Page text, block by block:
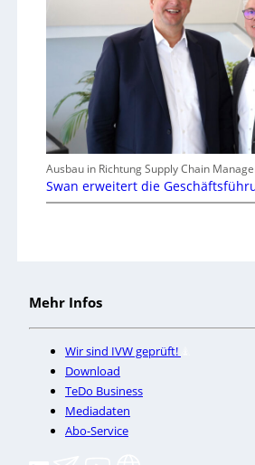
Ausbau in Richtung Supply Chain
Swan erweitert die
Mehr Infos
Wir sind IVW geprüft!
Download
TeDo Business
Mediadaten
Abo-Service